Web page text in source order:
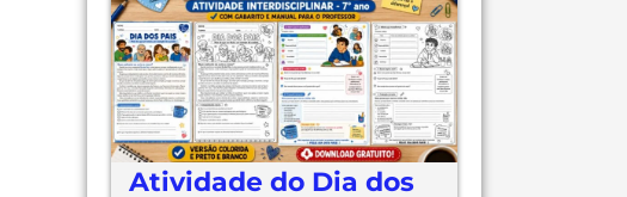
Atividade do Dia dos